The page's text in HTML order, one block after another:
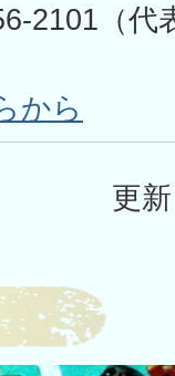
2101（
から
更